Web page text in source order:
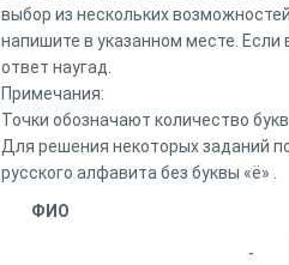
выбор из нескольких
напишите в указанном месте.
ответ наугад.
Примечания:
Точки обозначают количество
Для решения некоторых заданий
русского алфавита без буквы «ё» .
ФИО
-